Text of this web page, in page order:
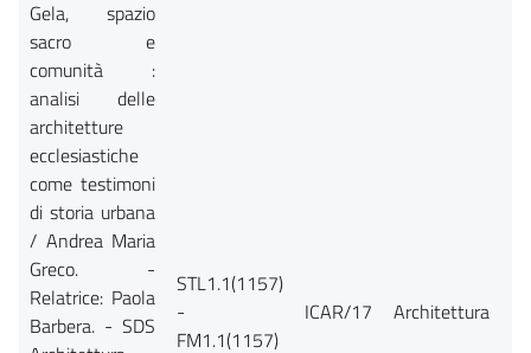
Gela, spazio
sacro e
comunità :
analisi delle
architetture
ecclesiastiche
come testimoni
di storia urbana
/ Andrea Maria
Greco. -
Relatrice: Paola
Barbera. - SDS
STL1.1(1157)
-
FM1.1(1157)
ICAR/17 Architettura